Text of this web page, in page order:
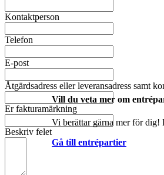
Vill du veta mer om
Vi berättar gärna mer för dig!
Gå till entrépartier
Kontaktperson
Telefon
E-post
Åtgärdsadress eller leveransadress samt
Er fakturamärkning
Beskriv felet